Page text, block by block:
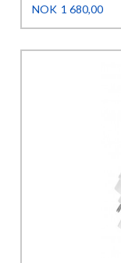
Pris
NOK 1 680,00